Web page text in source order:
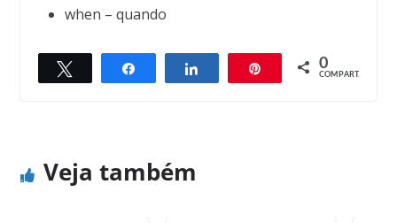
when – quando
Compartilhar Compartilhar 0
COMPART.
← Previous
Next →
Veja também